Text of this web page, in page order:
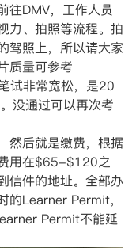
往DMV，工作人员
力、拍照等流程。拍
驾照上，所以请大家
质量可参考
试非常宽松，是20
没通过可以再次考
然后就是缴费，根据
用在$65-$120之
信件的地址。全部办
的Learner Permit，
Permit不能延